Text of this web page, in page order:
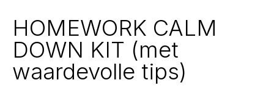
HOMEWORK CALM
DOWN KIT (met
waardevolle tips)